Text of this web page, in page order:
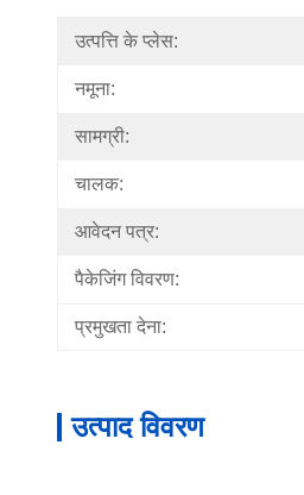
उत्पत्ति के प्लेस:
नमूना:
सामग्री:
चालक:
आवेदन पत्र:
पैकेजिंग विवरण:
प्रमुखता देना:
उत्पाद विवरण